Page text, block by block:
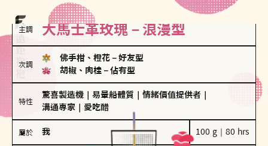
主調 大馬士革玫瑰－浪漫型
次調
佛手柑、橙花 － 好友型
胡椒、肉桂 － 佔有型
特性
驚喜製造機 易暈船體質 情緒價值提供者
溝通專家
愛吃醋
屬於 我 100 g｜80 hrs